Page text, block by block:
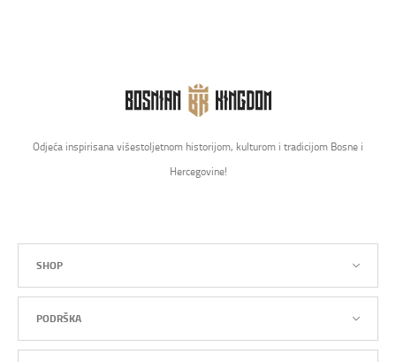
Odjeća inspirisana višestoljetnom historijom, kulturom i tradicijom Bosne i
Hercegovine!
SHOP
PODRŠKA